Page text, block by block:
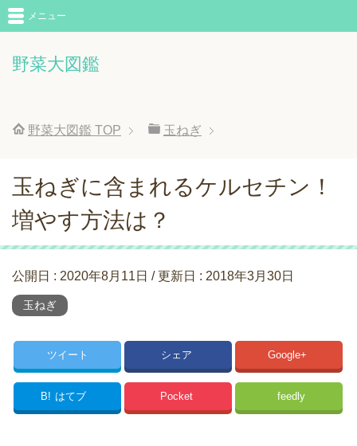
野菜大図鑑
メニュー
野菜大図鑑 TOP 玉ねぎ
玉ねぎに含まれるケルセチン！
増やす方法は？
公開日 : 2020年8月11日 / 更新日 : 2018年3月30日
玉ねぎ
ツイート シェア Google+
B! はてブ Pocket feedly